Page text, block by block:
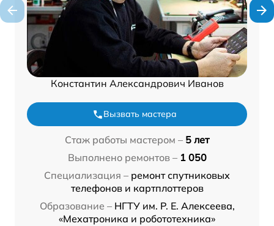
Константин Александрович Иванов
Вызвать мастера
Стаж работы мастером – 5 лет
Выполнено ремонтов – 1 050
Специализация – ремонт спутниковых
телефонов и картплоттеров
Образование – НГТУ им. Р. Е. Алексеева,
«Мехатроника и робототехника»